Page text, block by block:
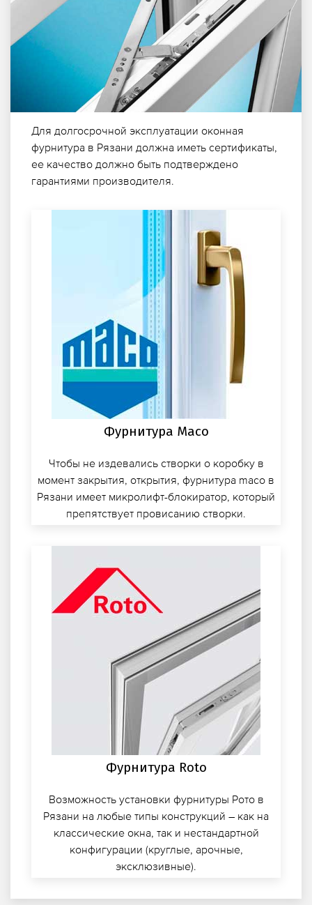
Для долгосрочной эксплуатации оконная
фурнитура в Рязани должна иметь сертификаты,
ее качество должно быть подтверждено
гарантиями производителя.
Фурнитура Maco
Чтобы не издевались створки о коробку в
момент закрытия, открытия, фурнитура maco в
Рязани имеет микролифт-блокиратор, который
препятствует провисанию створки.
Фурнитура Roto
Возможность установки фурнитуры Рото в
Рязани на любые типы конструкций – как на
классические окна, так и нестандартной
конфигурации (круглые, арочные,
эксклюзивные).